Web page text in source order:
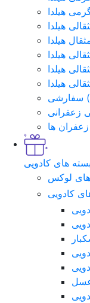
هیلدا
هیلدا
هیلدا
هیلدا
هیلدا
هیلدا
سفارشی
زعفرانی
ها
بسته های کادویی
لوکس
کادویی